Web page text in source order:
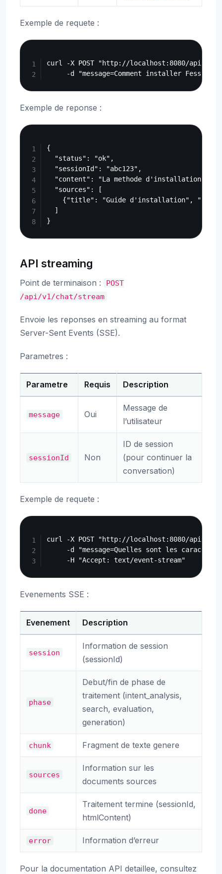
Exemple de requete :
curl -X POST "http://localhost:8080/api/v1/
Exemple de reponse :
{
  "status": "ok",
  "sessionId": "abc123",
"content": "La methode d'installation de
  "sources": [
{"title": "Guide d'installation",
  ]
API streaming
Point de terminaison :
POST
/api/v1/chat/stream
Envoie les reponses en streaming au format
Server-Sent Events (SSE).
Parametres :
Parametre Requis Description
message Oui
Message de
l’utilisateur
sessionId Non
ID de session
(pour continuer la
conversation)
Exemple de requete :
curl -X POST "http://localhost:8080/api/v1/
-d "message=Quelles sont les
Evenements SSE :
Evenement Description
session
Information de session
(sessionId)
phase
Debut/fin de phase de
traitement (intent_analysis,
search, evaluation,
generation)
chunk Fragment de texte genere
sources
Information sur les
documents sources
done
Traitement termine (sessionId,
htmlContent)
error Information d’erreur
Pour la documentation API detaillee, consultez